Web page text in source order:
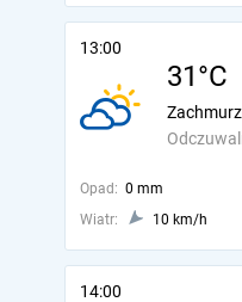
13:00
31°C
Opad: 0 mm
Wiatr:
10 km/h
14:00